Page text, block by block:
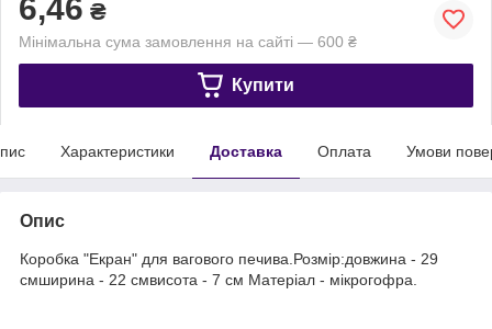
6,46 ₴
Мінімальна сума замовлення на сайті — 600 ₴
Купити
Характеристики Доставка Оплата Умови
Опис
Коробка "Екран" для вагового печива.Розмір:довжина - 29
смширина - 22 смвисота - 7 см Матеріал - мікрогофра.